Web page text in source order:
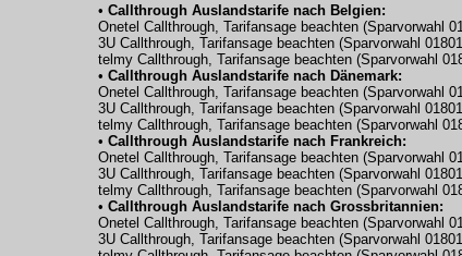
• Callthrough Auslandstarife nach Belgien:
Onetel Callthrough, Tarifansage beachten (Sparvorwahl
3U Callthrough, Tarifansage beachten (Sparvorwahl
telmy Callthrough, Tarifansage beachten (Sparvorwahl
• Callthrough Auslandstarife nach Dänemark:
Onetel Callthrough, Tarifansage beachten (Sparvorwahl
3U Callthrough, Tarifansage beachten (Sparvorwahl
telmy Callthrough, Tarifansage beachten (Sparvorwahl
• Callthrough Auslandstarife nach Frankreich:
Onetel Callthrough, Tarifansage beachten (Sparvorwahl
3U Callthrough, Tarifansage beachten (Sparvorwahl
telmy Callthrough, Tarifansage beachten (Sparvorwahl
• Callthrough Auslandstarife nach Grossbritannien:
Onetel Callthrough, Tarifansage beachten (Sparvorwahl
3U Callthrough, Tarifansage beachten (Sparvorwahl